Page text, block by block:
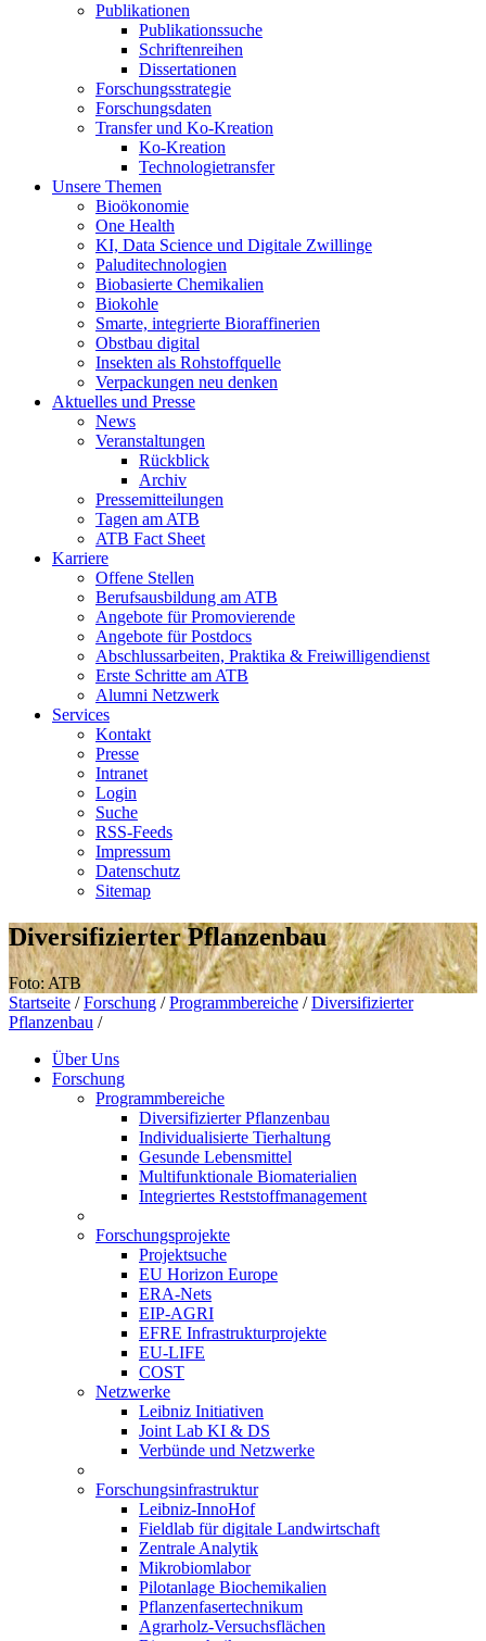
Publikationen
Publikationssuche
Schriftenreihen
Dissertationen
Forschungsstrategie
Forschungsdaten
Transfer und Ko-Kreation
Ko-Kreation
Technologietransfer
Unsere Themen
Bioökonomie
One Health
KI, Data Science und Digitale Zwillinge
Paluditechnologien
Biobasierte Chemikalien
Biokohle
Smarte, integrierte Bioraffinerien
Obstbau digital
Insekten als Rohstoffquelle
Verpackungen neu denken
Aktuelles und Presse
News
Veranstaltungen
Rückblick
Archiv
Pressemitteilungen
Tagen am ATB
ATB Fact Sheet
Karriere
Offene Stellen
Berufsausbildung am ATB
Angebote für Promovierende
Angebote für Postdocs
Abschlussarbeiten, Praktika & Freiwilligendienst
Erste Schritte am ATB
Alumni Netzwerk
Services
Kontakt
Presse
Intranet
Login
Suche
RSS-Feeds
Impressum
Datenschutz
Sitemap
Diversifizierter Pflanzenbau
Foto: ATB
Startseite / Forschung / Programmbereiche / Diversifizierter
Pflanzenbau /
Über Uns
Forschung
Programmbereiche
Diversifizierter Pflanzenbau
Individualisierte Tierhaltung
Gesunde Lebensmittel
Multifunktionale Biomaterialien
Integriertes Reststoffmanagement
Forschungsprojekte
Projektsuche
EU Horizon Europe
ERA-Nets
EIP-AGRI
EFRE Infrastrukturprojekte
EU-LIFE
COST
Netzwerke
Leibniz Initiativen
Joint Lab KI & DS
Verbünde und Netzwerke
Forschungsinfrastruktur
Leibniz-InnoHof
Fieldlab für digitale Landwirtschaft
Zentrale Analytik
Mikrobiomlabor
Pilotanlage Biochemikalien
Pflanzenfasertechnikum
Agrarholz-Versuchsflächen